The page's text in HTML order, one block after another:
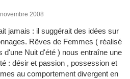
2008
jamais : il suggérait des idées sur
Rêves de Femmes ( réalisé
d'une Nuit d'été ) nous entraîne une
: désir et passion , possession et
au comportement divergent en